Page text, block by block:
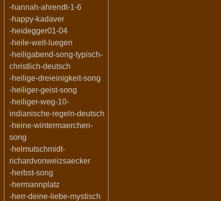
-hannah-ahrendt-1-6
-happy-kadaver
-heidegger01-04
-heile-welt-luegen
-heiligabend-song-typisch-
christlich-deutsch
-heilige-dreieinigkeit-song
-heiliger-geist-song
-heiliger-weg-10-
indianische-regeln-deutsch
-heine-wintermaerchen-
song
-helmutschmidt-
richardvonweizsaecker
-herbst-song
-hermannplatz
-herr-deine-liebe-mystisch